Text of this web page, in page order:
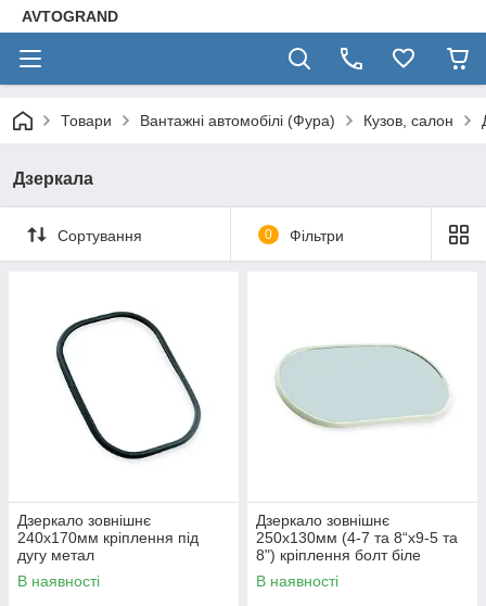
AVTOGRAND
Товари Вантажні автомобілі (Фура) Кузов, салон
Дзеркала
Сортування 0 Фільтри
Дзеркало зовнішнє
240x170мм кріплення під
дугу метал
В наявності
Дзеркало зовнішнє
250x130мм (4-7 та 8“x9-5 та
8") кріплення болт біле
В наявності